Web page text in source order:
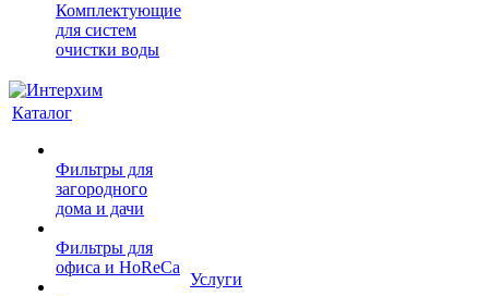
Комплектующие
для систем
очистки воды
Каталог
Фильтры для
загородного
дома и дачи
Фильтры для
офиса и HoReCa
Услуги